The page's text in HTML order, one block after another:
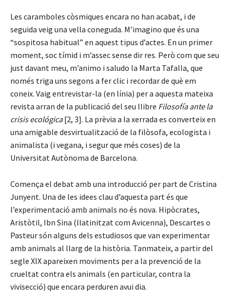
Les caramboles còsmiques encara no han acabat, i de
seguida veig una vella coneguda. M’imagino que és una
“sospitosa habitual” en aquest tipus d’actes. En un primer
moment, soc tímid i m’assec sense dir res. Però com que seu
just davant meu, m’animo i saludo la Marta Tafalla, que
només triga uns segons a fer clic i recordar de què em
coneix. Vaig entrevistar-la (en línia) per a aquesta mateixa
revista arran de la publicació del seu llibre Filosofía ante la
crisis ecológica[2, 3]. La prèvia a la xerrada es converteix en
una amigable desvirtualització de la filòsofa, ecologista i
animalista (i vegana, i segur que més coses) de la
Universitat Autònoma de Barcelona.
Comença el debat amb una introducció per part de Cristina
Junyent. Una de les idees clau d’aquesta part és que
l’experimentació amb animals no és nova. Hipòcrates,
Aristòtil, Ibn Sina (llatinitzat com Avicenna), Descartes o
Pasteur són alguns dels estudiosos que van experimentar
amb animals al llarg de la història. Tanmateix, a partir del
segle XIX apareixen moviments per a la prevenció de la
crueltat contra els animals (en particular, contra la
vivisecció) que encara perduren avui dia.